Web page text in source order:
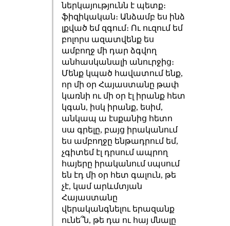
ներկայությունն է պետք։
ֆիզիկական։ Անձամբ ես ինձ
լքված եմ զգում։ Ու ուզում եմ
բոլորս ազատվենք ես
ամբողջ մի դար ձգվող
անհասկանալի անուրջից։
Մենք կպած հավատում ենք,
որ մի օր Հայաստանը թափ
կառնի ու մի օր էլ իրանք հետ
կգան, իսկ իրանք, եսիմ,
անկապ ա էսքանից հետո
սա գրելը, բայց իրականում
ես ամբողջը ենթադրում եմ,
չգիտեմ էլ դրսում ապրող
հայերը իրականում սպսում
են էդ մի օր հետ գալուն, թե
չէ, կամ արևմտյան
Հայաստանը
վերականգնելու երազանք
ունե՞ն, թե դա ու հայ մնալը